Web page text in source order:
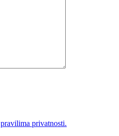
pravilima privatnosti.